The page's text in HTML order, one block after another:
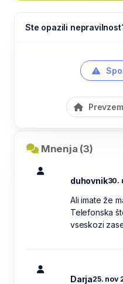
Ste opazili
Mnenja (3)
duhovnik30.
Ali imate že
Telefonska
vseskozi
Darja25. nov